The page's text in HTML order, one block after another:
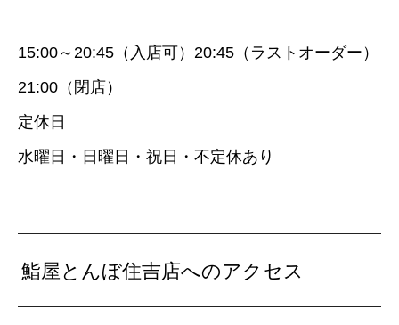
15:00～20:45（入店可）20:45（ラストオーダー）
21:00（閉店）
定休日
水曜日・日曜日・祝日・不定休あり
鮨屋とんぼ住吉店へのアクセス